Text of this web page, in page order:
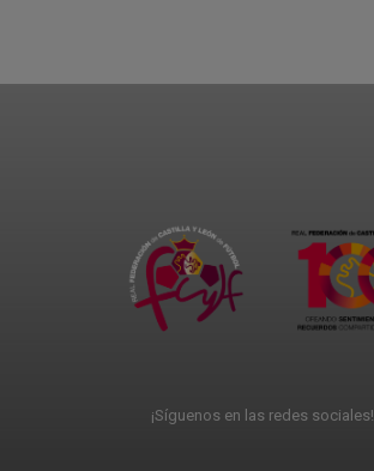
¡Síguenos en las redes sociales!